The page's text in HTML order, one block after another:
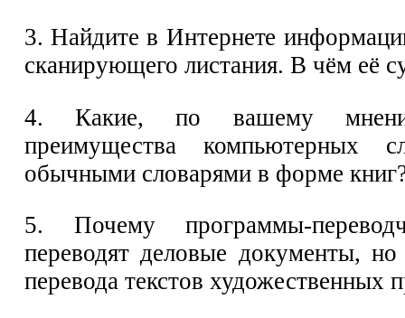
3. Найдите в Интернете
сканирующего листания. В чём её
4. Какие, по вашему
преимущества компьютерных
обычными словарями в форме
5. Почему программы-
переводят деловые документы, но
перевода текстов художественных